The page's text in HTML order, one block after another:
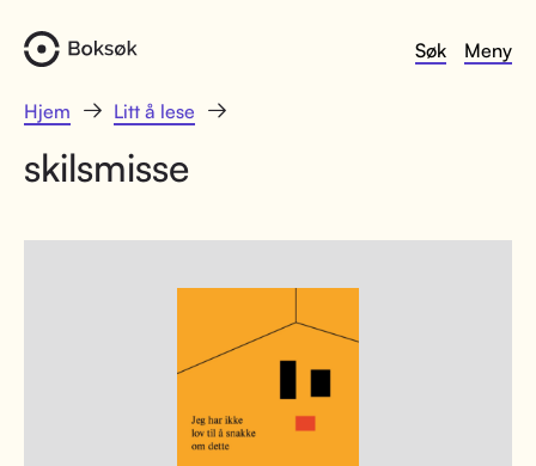
Søk Meny
Hjem Litt å lese
skilsmisse